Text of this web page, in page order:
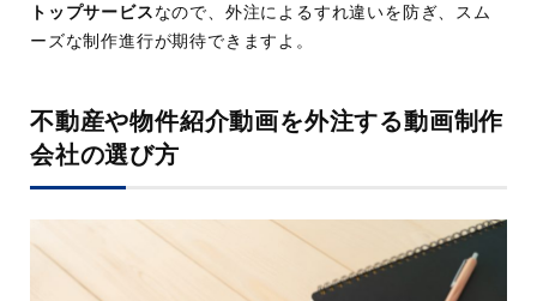
トップサービス なので、外注によるすれ違いを防ぎ、スム
ーズな制作進行が期待できますよ。
不動産や物件紹介動画を外注する動画制作
会社の選び方